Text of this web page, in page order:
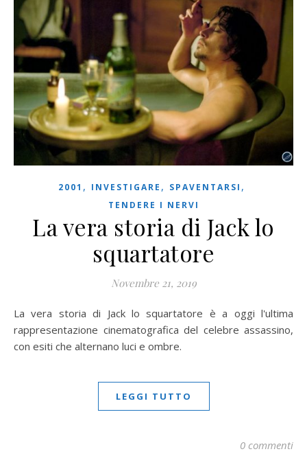
2001 , INVESTIGARE , SPAVENTARSI ,
TENDERE I NERVI
La vera storia di Jack lo
squartatore
Novembre 21, 2019
La vera storia di Jack lo squartatore è a oggi l'ultima
rappresentazione cinematografica del celebre assassino,
con esiti che alternano luci e ombre.
LEGGI TUTTO
0 commenti